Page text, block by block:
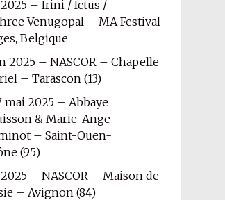
– Irini / Ictus /
Venugopal – MA Festival
Belgique
2025 – NASCOR – Chapelle
– Tarascon (13)
mai 2025 – Abbaye
& Marie-Ange
– Saint-Ouen-
(95)
– NASCOR – Maison de
– Avignon (84)